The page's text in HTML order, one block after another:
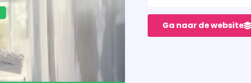
Ga naar de website